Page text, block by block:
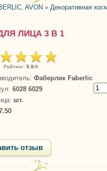
AVON » Декоративная
ЛИЦА 3 В 1
Рейтинг: 5.0/8
: Фаберлик Faberlic
: 6028 6029
: шт.
отзыв